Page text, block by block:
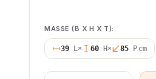
MASSE (B X H X T):
39 L× 60 H× 85 P cm